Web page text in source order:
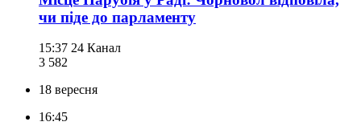
чи піде до парламенту
15:37 24 Канал
3 582
18 вересня
16:45